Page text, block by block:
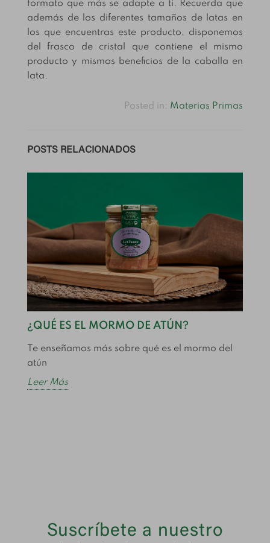
formato que más se adapte a ti. Recuerda que
además de los diferentes tamaños de latas en
los que encuentras este producto, disponemos
del frasco de cristal que contiene el mismo
producto y mismos beneficios de la caballa en
lata.
Posted in: Materias Primas
POSTS RELACIONADOS
¿QUÉ ES EL MORMO DE ATÚN?
Te enseñamos más sobre qué es el mormo del
atún
Leer Más
Suscríbete a nuestro